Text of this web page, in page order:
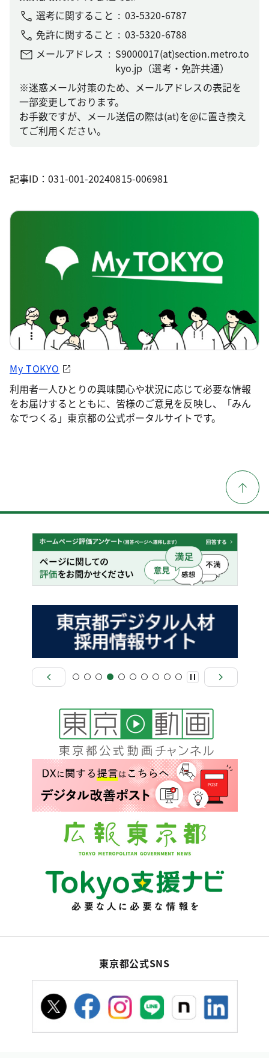
選考に関すること
03-5320-6787
免許に関すること
03-5320-6788
メールアドレス
S9000017(at)section.metro.to
kyo.jp（選考・免許共通）
※迷惑メール対策のため、メールアドレスの表記を
一部変更しております。
お手数ですが、メール送信の際は(at)を@に置き換え
てご利用ください。
記事ID：031-001-20240815-006981
My TOKYO
利用者一人ひとりの興味関心や状況に応じて必要な情報
をお届けするとともに、皆様のご意見を反映し、「みん
なでつくる」東京都の公式ポータルサイトです。
東京都公式SNS